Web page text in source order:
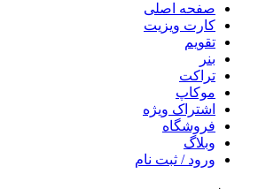
صفحه اصلی
کارت ویزیت
تقویم
بنر
تراکت
موکاپ
اشتراک ویژه
فروشگاه
وبلاگ
ورود / ثبت نام